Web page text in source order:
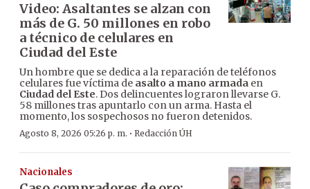
Video: Asaltantes se alzan con
más de G. 50 millones en robo
a técnico de celulares en
Ciudad del Este
Un hombre que se dedica a la reparación de teléfonos
celulares fue víctima de asalto a mano armada en
Ciudad del Este. Dos delincuentes lograron llevarse G.
58 millones tras apuntarlo con un arma. Hasta el
momento, los sospechosos no fueron detenidos.
Agosto 8, 2026 05:26 p. m. · Redacción ÚH
Nacionales